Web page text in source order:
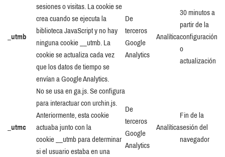
_utmb
sesiones o visitas. La cookie se
crea cuando se ejecuta la
biblioteca JavaScript y no hay
ninguna cookie __utmb. La
cookie se actualiza cada vez
que los datos de tiempo se
envían a Google Analytics.
De
terceros
Google
Analytics
Analítica
30 minutos a
partir de la
configuración
o
actualización
_utmc
No se usa en ga.js. Se configura
para interactuar con urchin.js.
Anteriormente, esta cookie
actuaba junto con la
cookie __utmb para determinar
si el usuario estaba en una
De
terceros
Google
Analytics
Analítica
Fin de la
sesión del
navegador